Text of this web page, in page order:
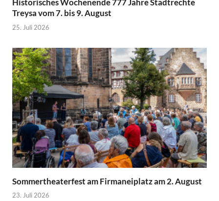
Historisches Wochenende 777 Jahre Stadtrechte
Treysa vom 7. bis 9. August
25. Juli 2026
Sommertheaterfest am Firmaneiplatz am 2. August
23. Juli 2026